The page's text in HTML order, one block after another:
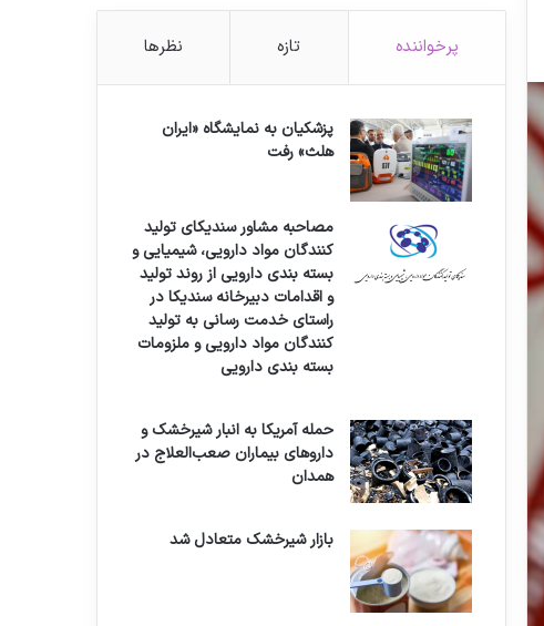
پرخواننده تازه نظرها
پزشکیان به نمایشگاه «ایران
هلث» رفت
مصاحبه مشاور سندیکای تولید
کنندگان مواد دارویی، شیمیایی و
بسته بندی دارویی از روند تولید
و اقدامات دبیرخانه سندیکا در
راستای خدمت رسانی به تولید
کنندگان مواد دارویی و ملزومات
بسته بندی دارویی
حمله آمریکا به انبار شیرخشک و
داروهای بیماران صعب‌العلاج در
همدان
بازار شیرخشک متعادل شد